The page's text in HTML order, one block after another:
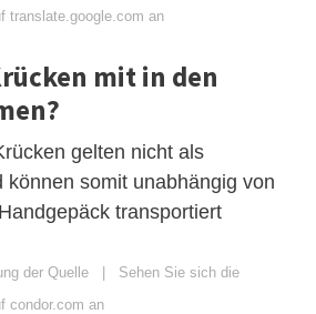
translate.google.com an
mit in den
gelten nicht als
können somit unabhängig von
transportiert
der Quelle | Sehen Sie sich die
condor.com an